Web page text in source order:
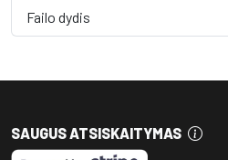
Failo dydis
SAUGUS ATSISKAITYMAS